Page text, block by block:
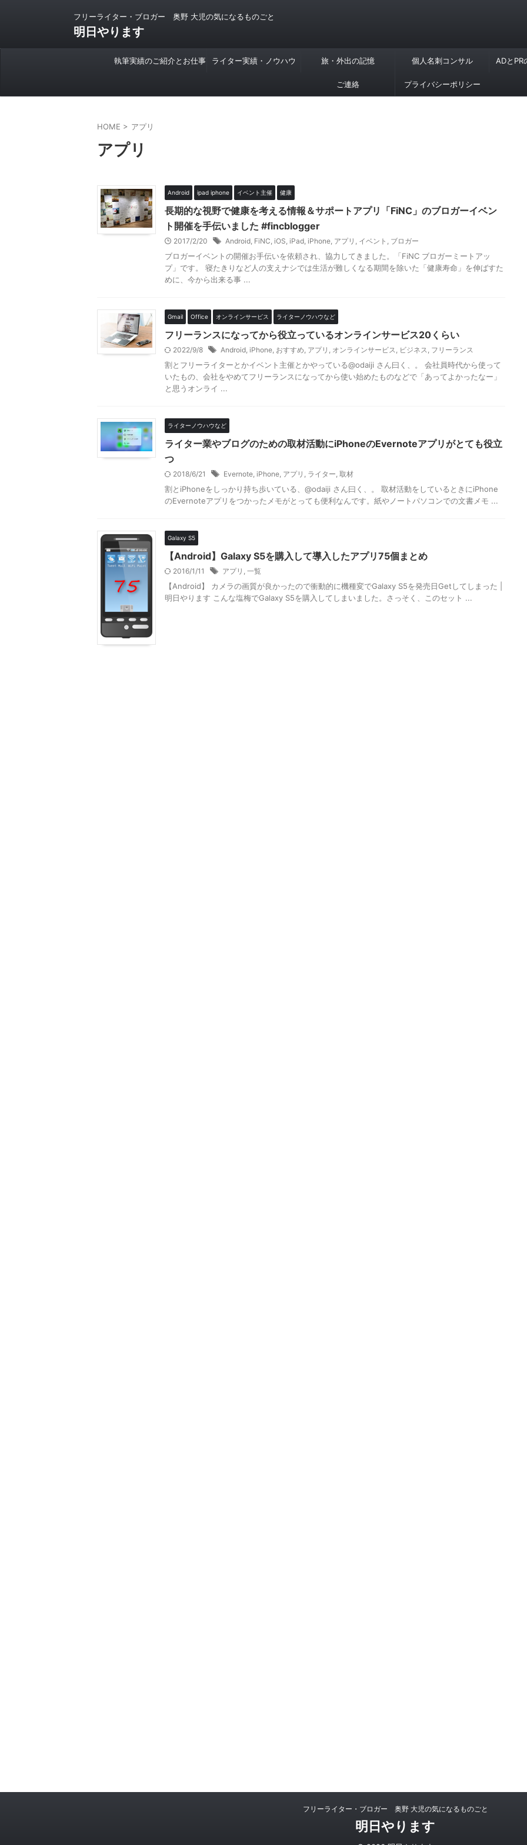
フリーライター・ブロガー 奥野 大児の気になるものごと
明日やります
執筆実績のご紹介とお仕事 ライター実績・ノウハウ 旅・外出の記憶 個人名刺コンサル ADとPR
ご連絡 プライバシーポリシー
HOME > アプリ
アプリ
Android ipad iphone イベント主催 健康
長期的な視野で健康を考える情報＆サポートアプリ「FiNC」のブロガーイベン
ト開催を手伝いました #fincblogger
2017/2/20 Android, FiNC, iOS, iPad, iPhone, アプリ , イベント , ブロガー
ブロガーイベントの開催お手伝いを依頼され、協力してきました。「FiNC ブロガーミートアッ
プ」です。 寝たきりなど人の支えナシでは生活が難しくなる期間を除いた「健康寿命」を伸ばすた
めに、今から出来る事 ...
Gmail Office オンラインサービス ライターノウハウなど
フリーランスになってから役立っているオンラインサービス20くらい
2022/9/8 Android, iPhone, おすすめ, アプリ , オンラインサービス, ビジネス, フリーランス
割とフリーライターとかイベント主催とかやっている@odaiji さん曰く、。 会社員時代から使って
いたもの、会社をやめてフリーランスになってから使い始めたものなどで「あってよかったなー」
と思うオンライ ...
ライターノウハウなど
ライター業やブログのための取材活動にiPhoneのEvernoteアプリがとても役立
つ
2018/6/21 Evernote, iPhone, アプリ , ライター, 取材
割とiPhoneをしっかり持ち歩いている、@odaiji さん曰く、。 取材活動をしているときにiPhone
のEvernoteアプリをつかったメモがとっても便利なんです。紙やノートパソコンでの文書メモ ...
Galaxy S5
【Android】Galaxy S5を購入して導入したアプリ75個まとめ
2016/1/11 アプリ , 一覧
【Android】 カメラの画質が良かったので衝動的に機種変でGalaxy S5を発売日Getしてしまった |
明日やります こんな塩梅でGalaxy S5を購入してしまいました。さっそく、このセット ...
フリーライター・ブロガー 奥野 大児の気になるものごと
明日やります